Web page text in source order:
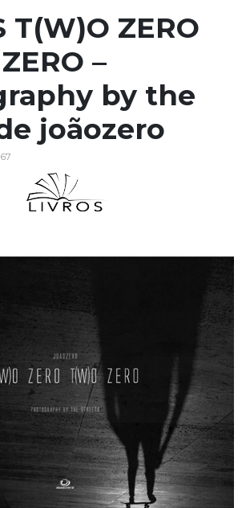
T(W)O ZERO
–
by the
joãozero